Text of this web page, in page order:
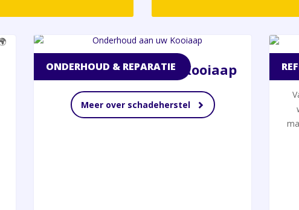
Van kleine
reparaties
terwijl uw
wacht tot
complete
Onderhoud aan uw Kooiaap
Meer over schadeherstel
ONDERHOUD & REPARATIE